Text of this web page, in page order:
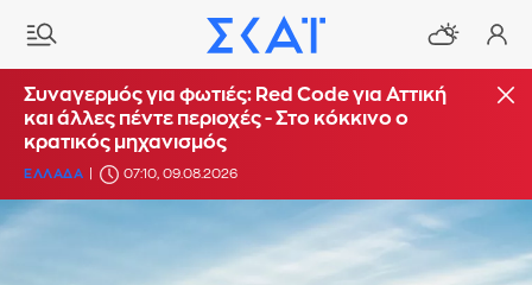
Συναγερμός για φωτιές: Red Code για Αττική
και άλλες πέντε περιοχές - Στο κόκκινο ο
κρατικός μηχανισμός
ΕΛΛΑΔΑ 07:10, 09.08.2026